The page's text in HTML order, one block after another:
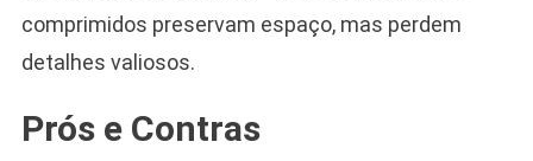
comprimidos preservam espaço, mas perdem
detalhes valiosos.
Prós e Contras